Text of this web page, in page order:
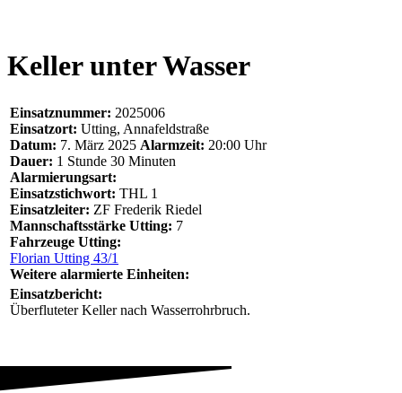
Keller unter Wasser
Einsatznummer: 2025006
Einsatzort: Utting, Annafeldstraße
Datum: 7. März 2025 Alarmzeit: 20:00 Uhr
Dauer: 1 Stunde 30 Minuten
Alarmierungsart:
Einsatzstichwort: THL 1
Einsatzleiter: ZF Frederik Riedel
Mannschaftsstärke Utting: 7
Fahrzeuge Utting:
Florian Utting 43/1
Weitere alarmierte Einheiten:
Einsatzbericht:
Überfluteter Keller nach Wasserrohrbruch.